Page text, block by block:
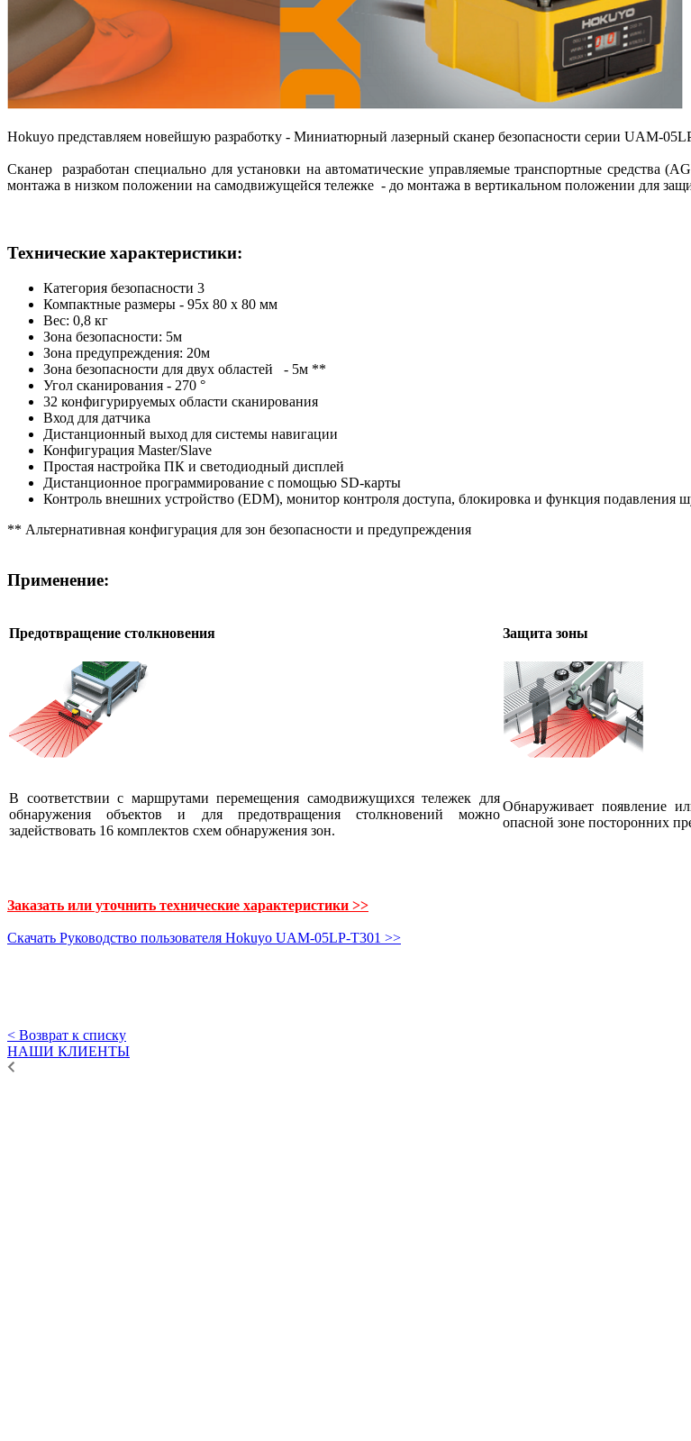
Hokuyo представляем новейшую разработку - Миниатюрный лазерный сканер безопасности серии UAM-
Сканер разработан специально для установки на автоматические управляемые транспортные средства
монтажа в низком положении на самодвижущейся тележке - до монтажа в вертикальном положении для
Технические характеристики:
Категория безопасности 3
Компактные размеры - 95x 80 х 80 мм
Вес: 0,8 кг
Зона безопасности: 5м
Зона предупреждения: 20м
Зона безопасности для двух областей - 5м **
Угол сканирования - 270 °
32 конфигурируемых области сканирования
Вход для датчика
Дистанционный выход для системы навигации
Конфигурация Master/Slave
Простая настройка ПК и светодиодный дисплей
Дистанционное программирование с помощью SD-карты
Контроль внешних устройство (EDM), монитор контроля доступа, блокировка и функция подавления
** Альтернативная конфигурация для зон безопасности и предупреждения
Применение:
Предотвращение столкновения Защита зоны
В соответствии с маршрутами перемещения самодвижущихся тележек для
обнаружения объектов и для предотвращения столкновений можно
задействовать 16 комплектов схем обнаружения зон.
Обнаруживает появление
опасной зоне посторонних
Заказать или уточнить технические характеристики >>
Скачать Руководство пользователя Hokuyo UAM-05LP-T301 >>
< Возврат к списку
НАШИ КЛИЕНТЫ